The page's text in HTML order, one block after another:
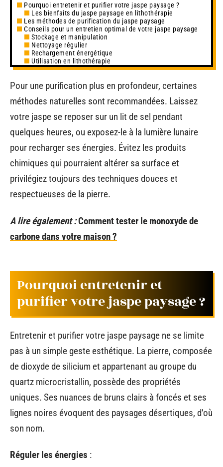
Pourquoi entretenir et purifier votre jaspe paysage ?
Les bienfaits du jaspe paysage en lithothérapie
Les méthodes de purification du jaspe paysage
Conseils pour un entretien optimal de votre jaspe paysage
Stockage et manipulation
Nettoyage régulier
Rechargement énergétique
Utilisation en lithothérapie
Pour une purification plus en profondeur, certaines
méthodes naturelles sont recommandées. Laissez
votre jaspe se reposer sur un lit de sel pendant
quelques heures, ou exposez-le à la lumière lunaire
pour recharger ses énergies. Évitez les produits
chimiques qui pourraient altérer sa surface et
privilégiez toujours des techniques douces et
respectueuses de la pierre.
A lire également :Comment tester le monoxyde de
carbone dans votre maison ?
Pourquoi entretenir et
purifier votre jaspe paysage ?
Entretenir et purifier votre jaspe paysage ne se limite
pas à un simple geste esthétique. La pierre, composée
de dioxyde de silicium et appartenant au groupe du
quartz microcristallin, possède des propriétés
uniques. Ses nuances de bruns clairs à foncés et ses
lignes noires évoquent des paysages désertiques, d’où
son nom.
Réguler les énergies :